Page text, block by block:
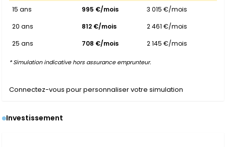
15 ans 995 €/mois
3 015 €/mois
20 ans
812 €/mois
2 461 €/mois
25 ans
708 €/mois 2 145 €/mois
* Simulation indicative hors assurance emprunteur.
Connectez-vous pour personnaliser votre simulation
Investissement